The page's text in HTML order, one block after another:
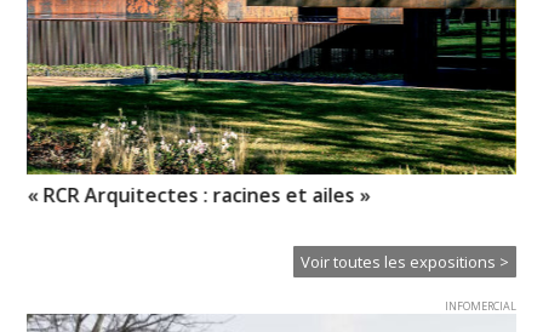
« RCR Arquitectes : racines et ailes »
Voir toutes les expositions >
INFOMERCIAL